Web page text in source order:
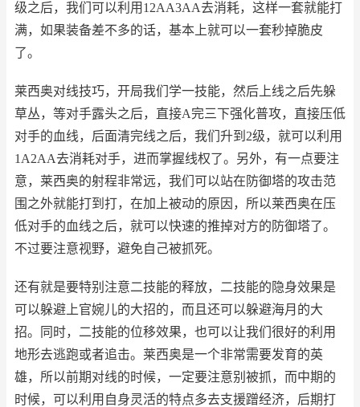
级之后，我们可以利用12AA3AA去消耗，这样一套就能打
满，如果装备差不多的话，基本上就可以一套秒掉脆皮
了。
莱西奥对线技巧，开局我们学一技能，然后上线之后先躲
草丛，等对手露头之后，直接A完三下强化普攻，直接压低
对手的血线，后面清完线之后，我们升到2级，就可以利用
1A2AA去消耗对手，进而掌握线权了。另外，有一点要注
意，莱西奥的射程非常远，我们可以站在防御塔的攻击范
围之外就能打到打，在加上被动的原因，所以莱西奥在压
低对手的血线之后，就可以快速的推掉对方的防御塔了。
不过要注意视野，避免自己被抓死。
还有就是要特别注意二技能的释放，二技能的隐身效果是
可以躲避上官婉儿的大招的，而且还可以躲避海月的大
招。同时，二技能的位移效果，也可以让我们很好的利用
地形去逃跑或者追击。莱西奥是一个非常需要发育的英
雄，所以前期对线的时候，一定要注意别被抓，而中期的
时候，可以利用自身灵活的特点多去支援蹭经济，后期打